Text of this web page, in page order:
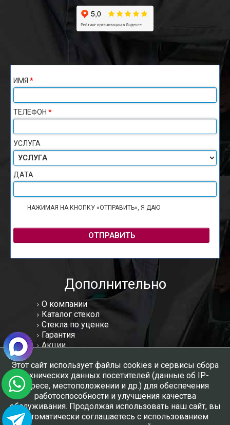
ИМЯ *
ТЕЛЕФОН *
УСЛУГА
ДАТА
НАЖИМАЯ НА КНОПКУ «ОТПРАВИТЬ», Я ДАЮ
ОТПРАВИТЬ
Дополнительно
О компании
Каталог стекол
Стекла по уценке
Гарантия
Акции
Отзывы
Вакансии
Контакты
Мы в соцсетях:
Этот сайт использует файлы cookies и сервисы сбора
технических данных посетителей (данные об IP-
адресе, местоположении и др.) для обеспечения
работоспособности и улучшения качества
обслуживания. Продолжая использовать наш сайт, вы
автоматически соглашаетесь с использованием